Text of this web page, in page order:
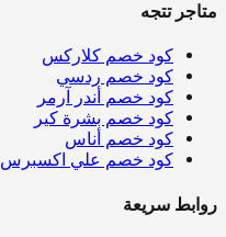
متاجر تتجه
كود خصم كلاركس
كود خصم ردسي
كود خصم أندر آرمر
كود خصم بشرة كير
كود خصم أناس
كود خصم علي اكسبرس
روابط سريعة